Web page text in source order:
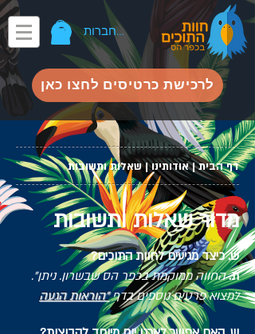
להתחברות
לרכישת כרטיסים לחצו כאן
דף הבית|אודותינו|שאלות ותשובות
מדור שאלות ותשובות
?ש. כיצד מגיעים לחוות התוכים
."
ת.החווה ממוקמת בכפר הס שבשרון. ניתן
למצוא פרטים נוספים בדף"הוראות הגעה